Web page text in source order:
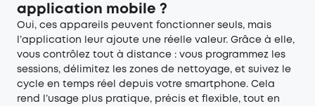
application mobile ?
Oui, ces appareils peuvent fonctionner seuls, mais
l’application leur ajoute une réelle valeur. Grâce à elle,
vous contrôlez tout à distance : vous programmez les
sessions, délimitez les zones de nettoyage, et suivez le
cycle en temps réel depuis votre smartphone. Cela
rend l’usage plus pratique, précis et flexible, tout en